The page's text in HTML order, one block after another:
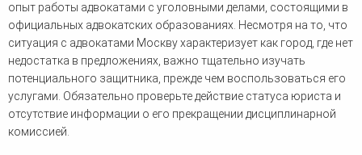
опыт работы адвокатами с уголовными делами, состоящими в
официальных адвокатских образованиях. Несмотря на то, что
ситуация с адвокатами Москву характеризует как город, где нет
недостатка в предложениях, важно тщательно изучать
потенциального защитника, прежде чем воспользоваться его
услугами. Обязательно проверьте действие статуса юриста и
отсутствие информации о его прекращении дисциплинарной
комиссией.